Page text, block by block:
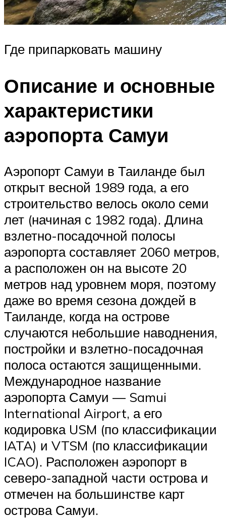
Где припарковать машину
Описание и основные
характеристики
аэропорта Самуи
Аэропорт Самуи в Таиланде был
открыт весной 1989 года, а его
строительство велось около семи
лет (начиная с 1982 года). Длина
взлетно-посадочной полосы
аэропорта составляет 2060 метров,
а расположен он на высоте 20
метров над уровнем моря, поэтому
даже во время сезона дождей в
Таиланде, когда на острове
случаются небольшие наводнения,
постройки и взлетно-посадочная
полоса остаются защищенными.
Международное название
аэропорта Самуи — Samui
International Airport, а его
кодировка USM (по классификации
IATA) и VTSM (по классификации
ICAO). Расположен аэропорт в
северо-западной части острова и
отмечен на большинстве карт
острова Самуи.